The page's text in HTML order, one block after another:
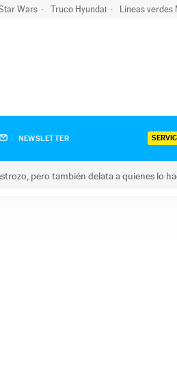
Wars Truco Hyundai Líneas verdes
NEWSLETTER
pero también delata a quienes lo